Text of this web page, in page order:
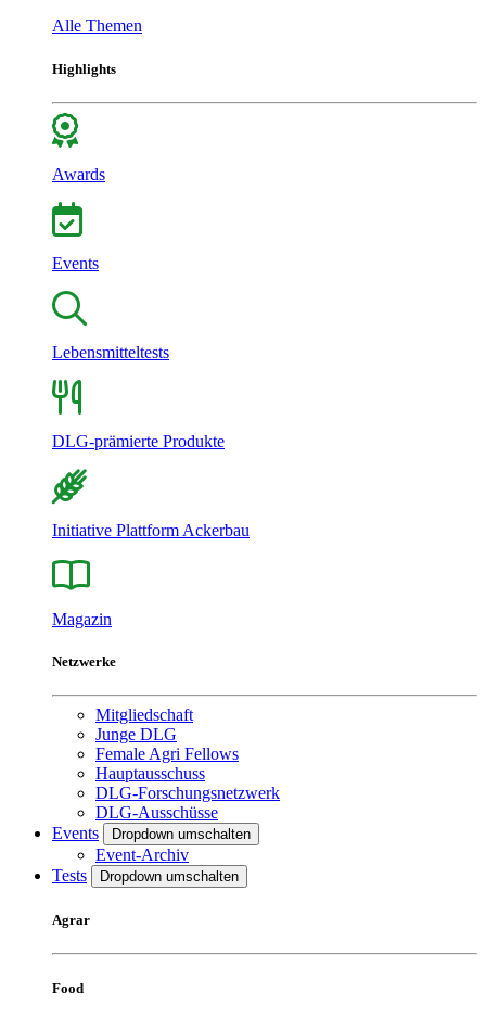
Alle Themen
Highlights
Awards
Events
Lebensmitteltests
DLG-prämierte Produkte
Initiative Plattform Ackerbau
Magazin
Netzwerke
Mitgliedschaft
Junge DLG
Female Agri Fellows
Hauptausschuss
DLG-Forschungsnetzwerk
DLG-Ausschüsse
Events
Dropdown umschalten
Event-Archiv
Tests
Dropdown umschalten
Agrar
Food